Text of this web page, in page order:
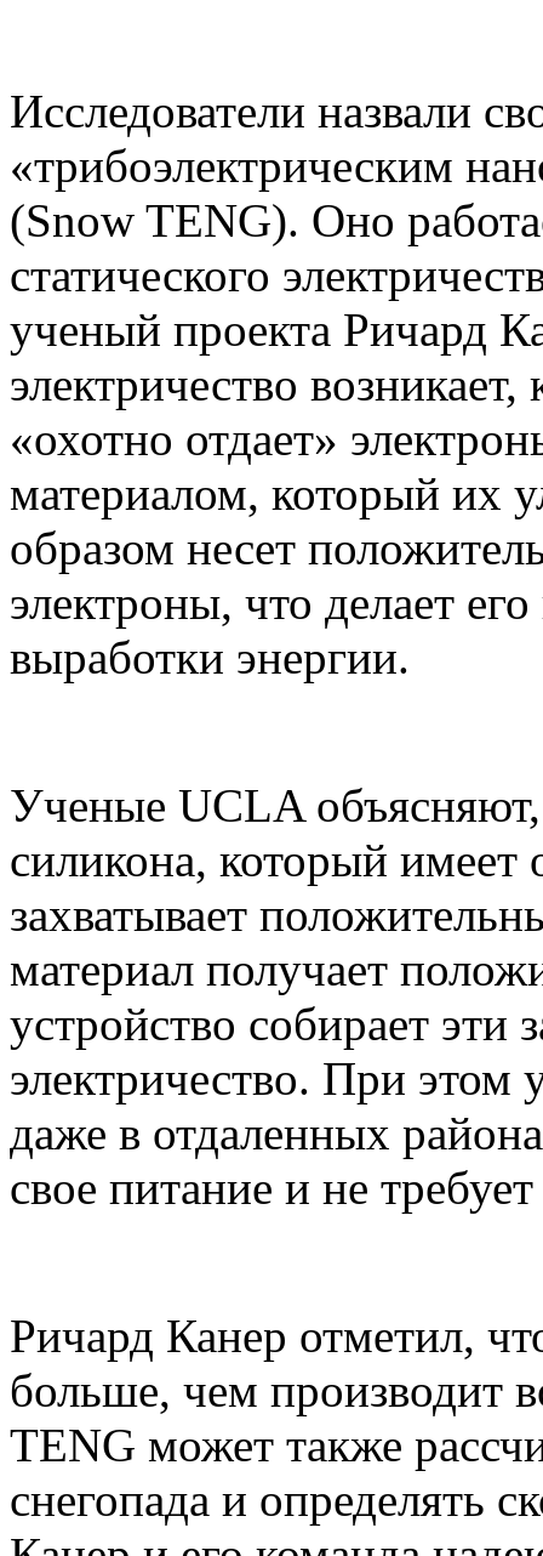
Исследователи назвали
«трибоэлектрическим
(Snow TENG). Оно
статического
ученый проекта Ричард
электричество
«охотно отдает»
материалом, который их
образом несет
электроны, что делает
выработки энергии.
Ученые UCLA
силикона, который имеет
захватывает
материал получает
устройство собирает эти
электричество. При этом
даже в отдаленных
свое питание и не
Ричард Канер отметил,
больше, чем производит
TENG может также
снегопада и определять